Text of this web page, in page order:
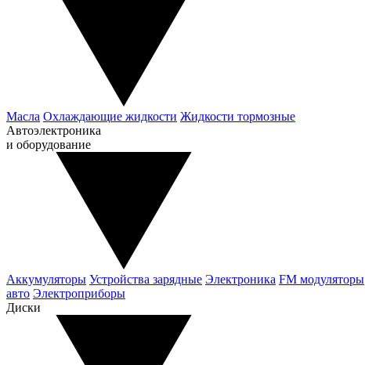
Масла Охлаждающие жидкости Жидкости тормозные
Автоэлектроника
и оборудование
Аккумуляторы Устройства зарядные Электроника FM модуляторы
авто Электроприборы
Диски